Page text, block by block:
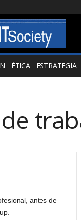
ÉTICA ESTRATEGIA
antes de